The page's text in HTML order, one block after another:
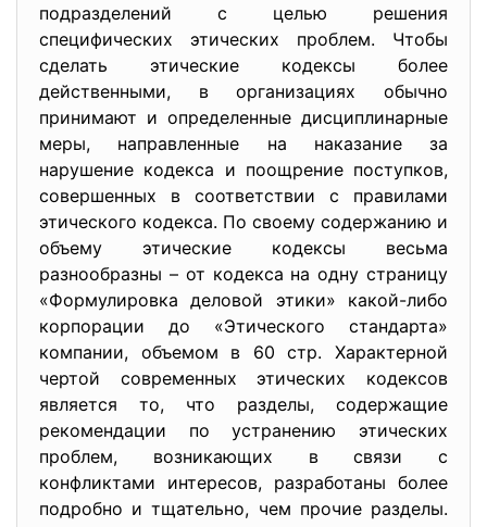
подразделений с целью решения
специфических этических проблем. Чтобы
сделать этические кодексы более
действенными, в организациях обычно
принимают и определенные дисциплинарные
меры, направленные на наказание за
нарушение кодекса и поощрение поступков,
совершенных в соответствии с правилами
этического кодекса. По своему содержанию и
объему этические кодексы весьма
разнообразны – от кодекса на одну страницу
«Формулировка деловой этики» какой-либо
корпорации до «Этического стандарта»
компании, объемом в 60 стр. Характерной
чертой современных этических кодексов
является то, что разделы, содержащие
рекомендации по устранению этических
проблем, возникающих в связи с
конфликтами интересов, разработаны более
подробно и тщательно, чем прочие разделы.